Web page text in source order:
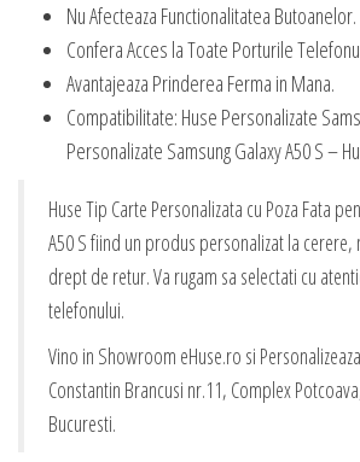
Nu Afecteaza Functionalitatea Butoanelor.
Confera Acces la Toate Porturile
Avantajeaza Prinderea Ferma in Mana.
Compatibilitate: Huse Personalizate
Personalizate Samsung Galaxy A50 S –
Huse Tip Carte Personalizata cu Poza Fata
A50 S fiind un produs personalizat la cerere,
drept de retur. Va rugam sa selectati cu
telefonului.
Vino in Showroom eHuse.ro si
Constantin Brancusi nr.11, Complex
Bucuresti.